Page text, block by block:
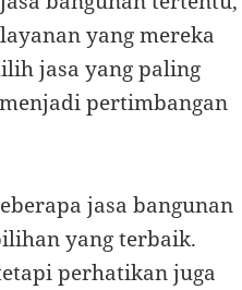
yang mereka
jasa yang paling
pertimbangan
jasa bangunan
yang terbaik.
perhatikan juga